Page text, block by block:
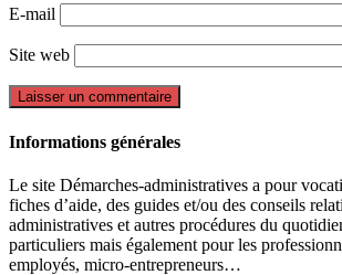
E-mail
Site web
Informations générales
Le site Démarches-administratives a pour
fiches d’aide, des guides et/ou des conseils
administratives et autres procédures du
particuliers mais également pour les
employés, micro-entrepreneurs…